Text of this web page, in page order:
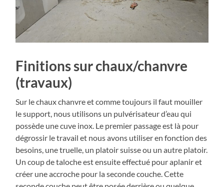
Finitions sur chaux/chanvre
(travaux)
Sur le chaux chanvre et comme toujours il faut mouiller
le support, nous utilisons un pulvérisateur d’eau qui
possède une cuve inox. Le premier passage est là pour
dégrossir le travail et nous avons utiliser en fonction des
besoins, une truelle, un platoir suisse ou un autre platoir.
Un coup de taloche est ensuite effectué pour aplanir et
créer une accroche pour la seconde couche. Cette